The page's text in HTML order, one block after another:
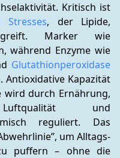
Kritisch ist
Stresses, der Lipide,
Glutathionperoxidase
Antioxidative Kapazität
wird durch Ernährung,
und
reguliert. Das
um Alltags-
puffern – ohne die